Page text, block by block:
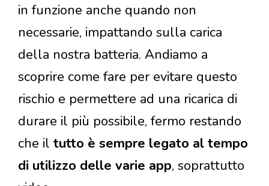
in funzione anche quando non
necessarie, impattando sulla carica
della nostra batteria. Andiamo a
scoprire come fare per evitare questo
rischio e permettere ad una ricarica di
durare il più possibile, fermo restando
che il tutto è sempre legato al tempo
di utilizzo delle varie app, soprattutto